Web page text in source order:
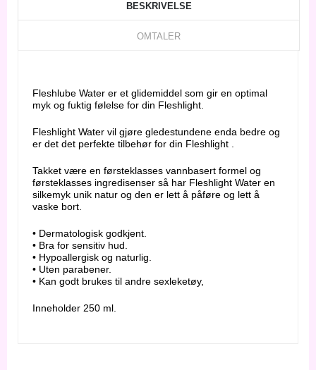
BESKRIVELSE
OMTALER
Fleshlube Water er et glidemiddel som gir en optimal
myk og fuktig følelse for din Fleshlight.
Fleshlight Water vil gjøre gledestundene enda bedre og
er det det perfekte tilbehør for din Fleshlight .
Takket være en førsteklasses vannbasert formel og
førsteklasses ingredisenser så har Fleshlight Water en
silkemyk unik natur og den er lett å påføre og lett å
vaske bort.
• Dermatologisk godkjent.
• Bra for sensitiv hud.
• Hypoallergisk og naturlig.
• Uten parabener.
• Kan godt brukes til andre sexleketøy,
Inneholder 250 ml.